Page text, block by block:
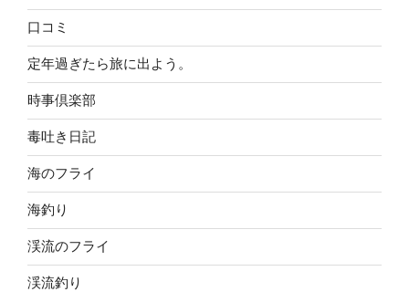
口コミ
定年過ぎたら旅に出よう。
時事倶楽部
毒吐き日記
海のフライ
海釣り
渓流のフライ
渓流釣り